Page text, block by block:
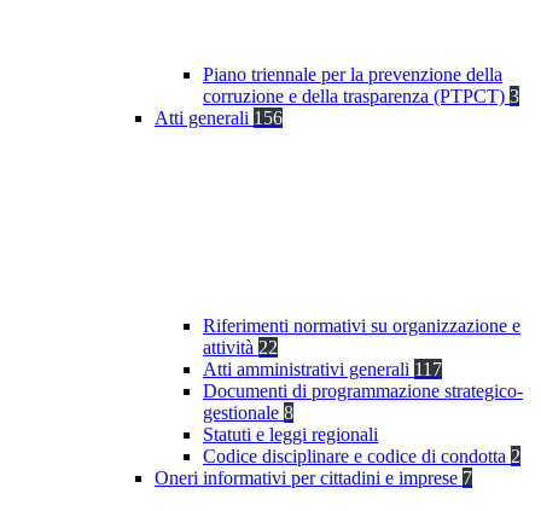
Piano triennale per la prevenzione della
corruzione e della trasparenza (PTPCT) 3
Atti generali 156
Riferimenti normativi su organizzazione e
attività 22
Atti amministrativi generali 117
Documenti di programmazione strategico-
gestionale 8
Statuti e leggi regionali
Codice disciplinare e codice di condotta 2
Oneri informativi per cittadini e imprese 7